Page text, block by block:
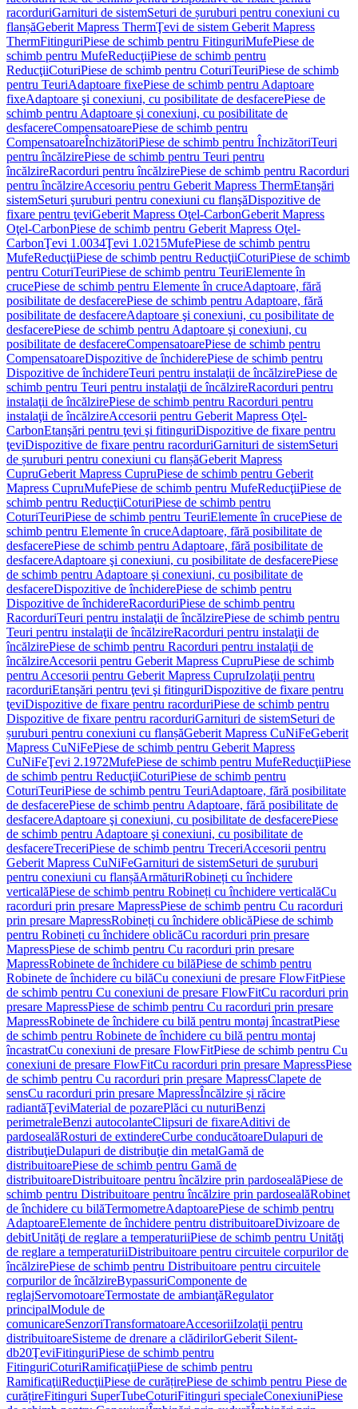
racorduriGarnituri de sistemSeturi de șuruburi pentru conexiuni cu
flanșăGeberit Mapress ThermŢevi de sistem Geberit Mapress
ThermFitinguriPiese de schimb pentru FitinguriMufePiese de
schimb pentru MufeReducţiiPiese de schimb pentru
ReducţiiCoturiPiese de schimb pentru CoturiTeuriPiese de schimb
pentru TeuriAdaptoare fixePiese de schimb pentru Adaptoare
fixeAdaptoare şi conexiuni, cu posibilitate de desfacerePiese de
schimb pentru Adaptoare şi conexiuni, cu posibilitate de
desfacereCompensatoarePiese de schimb pentru
CompensatoareÎnchizătoriPiese de schimb pentru ÎnchizătoriTeuri
pentru încălzirePiese de schimb pentru Teuri pentru
încălzireRacorduri pentru încălzirePiese de schimb pentru Racorduri
pentru încălzireAccesoriu pentru Geberit Mapress ThermEtanşări
sistemSeturi şuruburi pentru conexiuni cu flanşăDispozitive de
fixare pentru ţeviGeberit Mapress Oţel-CarbonGeberit Mapress
Oţel-CarbonPiese de schimb pentru Geberit Mapress Oţel-
CarbonŢevi 1.0034Ţevi 1.0215MufePiese de schimb pentru
MufeReducţiiPiese de schimb pentru ReducţiiCoturiPiese de schimb
pentru CoturiTeuriPiese de schimb pentru TeuriElemente în
crucePiese de schimb pentru Elemente în cruceAdaptoare, fără
posibilitate de desfacerePiese de schimb pentru Adaptoare, fără
posibilitate de desfacereAdaptoare şi conexiuni, cu posibilitate de
desfacerePiese de schimb pentru Adaptoare şi conexiuni, cu
posibilitate de desfacereCompensatoarePiese de schimb pentru
CompensatoareDispozitive de închiderePiese de schimb pentru
Dispozitive de închidereTeuri pentru instalaţii de încălzirePiese de
schimb pentru Teuri pentru instalaţii de încălzireRacorduri pentru
instalaţii de încălzirePiese de schimb pentru Racorduri pentru
instalaţii de încălzireAccesorii pentru Geberit Mapress Oţel-
CarbonEtanşări pentru ţevi şi fitinguriDispozitive de fixare pentru
ţeviDispozitive de fixare pentru racorduriGarnituri de sistemSeturi
de șuruburi pentru conexiuni cu flanșăGeberit Mapress
CupruGeberit Mapress CupruPiese de schimb pentru Geberit
Mapress CupruMufePiese de schimb pentru MufeReducţiiPiese de
schimb pentru ReducţiiCoturiPiese de schimb pentru
CoturiTeuriPiese de schimb pentru TeuriElemente în crucePiese de
schimb pentru Elemente în cruceAdaptoare, fără posibilitate de
desfacerePiese de schimb pentru Adaptoare, fără posibilitate de
desfacereAdaptoare şi conexiuni, cu posibilitate de desfacerePiese
de schimb pentru Adaptoare şi conexiuni, cu posibilitate de
desfacereDispozitive de închiderePiese de schimb pentru
Dispozitive de închidereRacorduriPiese de schimb pentru
RacorduriTeuri pentru instalaţii de încălzirePiese de schimb pentru
Teuri pentru instalaţii de încălzireRacorduri pentru instalaţii de
încălzirePiese de schimb pentru Racorduri pentru instalaţii de
încălzireAccesorii pentru Geberit Mapress CupruPiese de schimb
pentru Accesorii pentru Geberit Mapress CupruIzolaţii pentru
racorduriEtanşări pentru ţevi şi fitinguriDispozitive de fixare pentru
ţeviDispozitive de fixare pentru racorduriPiese de schimb pentru
Dispozitive de fixare pentru racorduriGarnituri de sistemSeturi de
șuruburi pentru conexiuni cu flanșăGeberit Mapress CuNiFeGeberit
Mapress CuNiFePiese de schimb pentru Geberit Mapress
CuNiFeŢevi 2.1972MufePiese de schimb pentru MufeReducţiiPiese
de schimb pentru ReducţiiCoturiPiese de schimb pentru
CoturiTeuriPiese de schimb pentru TeuriAdaptoare, fără posibilitate
de desfacerePiese de schimb pentru Adaptoare, fără posibilitate de
desfacereAdaptoare şi conexiuni, cu posibilitate de desfacerePiese
de schimb pentru Adaptoare şi conexiuni, cu posibilitate de
desfacereTreceriPiese de schimb pentru TreceriAccesorii pentru
Geberit Mapress CuNiFeGarnituri de sistemSeturi de șuruburi
pentru conexiuni cu flanșăArmăturiRobineți cu închidere
verticalăPiese de schimb pentru Robineți cu închidere verticalăCu
racorduri prin presare MapressPiese de schimb pentru Cu racorduri
prin presare MapressRobineți cu închidere oblicăPiese de schimb
pentru Robineți cu închidere oblicăCu racorduri prin presare
MapressPiese de schimb pentru Cu racorduri prin presare
MapressRobinete de închidere cu bilăPiese de schimb pentru
Robinete de închidere cu bilăCu conexiuni de presare FlowFitPiese
de schimb pentru Cu conexiuni de presare FlowFitCu racorduri prin
presare MapressPiese de schimb pentru Cu racorduri prin presare
MapressRobinete de închidere cu bilă pentru montaj încastratPiese
de schimb pentru Robinete de închidere cu bilă pentru montaj
încastratCu conexiuni de presare FlowFitPiese de schimb pentru Cu
conexiuni de presare FlowFitCu racorduri prin presare MapressPiese
de schimb pentru Cu racorduri prin presare MapressClapete de
sensCu racorduri prin presare MapressÎncălzire și răcire
radiantăŢeviMaterial de pozarePlăci cu nuturiBenzi
perimetraleBenzi autocolanteClipsuri de fixareAditivi de
pardosealăRosturi de extindereCurbe conducătoareDulapuri de
distribuţieDulapuri de distribuţie din metalGamă de
distribuitoarePiese de schimb pentru Gamă de
distribuitoareDistribuitoare pentru încălzire prin pardosealăPiese de
schimb pentru Distribuitoare pentru încălzire prin pardosealăRobinet
de închidere cu bilăTermometreAdaptoarePiese de schimb pentru
AdaptoareElemente de închidere pentru distribuitoareDivizoare de
debitUnităţi de reglare a temperaturiiPiese de schimb pentru Unităţi
de reglare a temperaturiiDistribuitoare pentru circuitele corpurilor de
încălzirePiese de schimb pentru Distribuitoare pentru circuitele
corpurilor de încălzireBypassuriComponente de
reglajServomotoareTermostate de ambianţăRegulator
principalModule de
comunicareSenzoriTransformatoareAccesoriiIzolaţii pentru
distribuitoareSisteme de drenare a clădirilorGeberit Silent-
db20ŢeviFitinguriPiese de schimb pentru
FitinguriCoturiRamificaţiiPiese de schimb pentru
RamificaţiiReducţiiPiese de curățirePiese de schimb pentru Piese de
curățireFitinguri SuperTubeCoturiFitinguri specialeConexiuniPiese